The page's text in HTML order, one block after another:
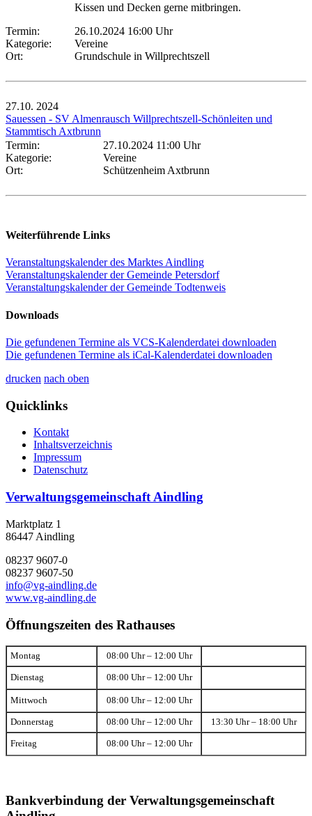
Kissen und Decken gerne mitbringen.
Termin:
26.10.2024 16:00 Uhr
Kategorie:
Vereine
Ort:
Grundschule in Willprechtszell
27.10. 2024
Sauessen - SV Almenrausch Willprechtszell-Schönleiten und
Stammtisch Axtbrunn
Termin:
27.10.2024 11:00 Uhr
Kategorie:
Vereine
Ort:
Schützenheim Axtbrunn
Weiterführende Links
Veranstaltungskalender des Marktes Aindling
Veranstaltungskalender der Gemeinde Petersdorf
Veranstaltungskalender der Gemeinde Todtenweis
Downloads
Die gefundenen Termine als VCS-Kalenderdatei downloaden
Die gefundenen Termine als iCal-Kalenderdatei downloaden
drucken nach oben
Quicklinks
Kontakt
Inhaltsverzeichnis
Impressum
Datenschutz
Verwaltungsgemeinschaft Aindling
Marktplatz 1
86447 Aindling
08237 9607-0
08237 9607-50
info@vg-aindling.de
www.vg-aindling.de
Öffnungszeiten des Rathauses
Montag 08:00 Uhr – 12:00 Uhr
Dienstag 08:00 Uhr – 12:00 Uhr
Mittwoch 08:00 Uhr – 12:00 Uhr
Donnerstag 08:00 Uhr – 12:00 Uhr 13:30 Uhr – 18:00 Uhr
Freitag 08:00 Uhr – 12:00 Uhr
Bankverbindung der Verwaltungsgemeinschaft